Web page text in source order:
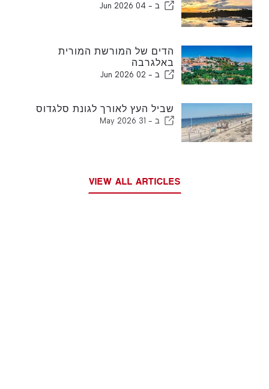
ב - 04 Jun 2026
הדים של המורשת המורית
באלגרבה
ב - 02 Jun 2026
שביל העץ לאורך לגונת סלגדוס
ב - 31 May 2026
VIEW ALL ARTICLES